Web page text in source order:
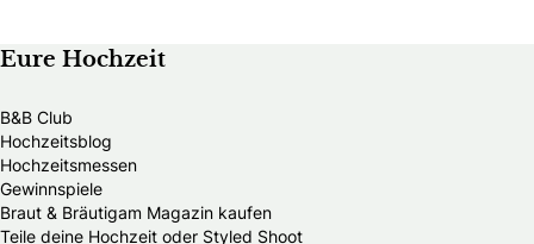
Eure Hochzeit
B&B Club
Hochzeitsblog
Hochzeitsmessen
Gewinnspiele
Braut & Bräutigam Magazin kaufen
Teile deine Hochzeit oder Styled Shoot